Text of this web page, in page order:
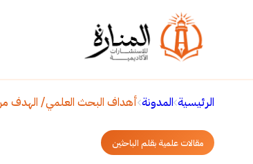
الرئيسية المدونة أهداف البحث العلمي/ الهدف
مقالات علمية بقلم الباحثين